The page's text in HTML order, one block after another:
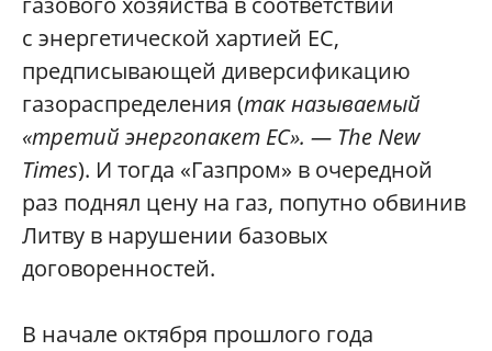
с энергетической хартией ЕС,
предписывающей диверсификацию
газораспределения (так называемый
«третий энергопакет ЕС». — The New
Times). И тогда «Газпром» в очередной
раз поднял цену на газ, попутно обвинив
Литву в нарушении базовых
договоренноcтей.
В начале октября прошлого года